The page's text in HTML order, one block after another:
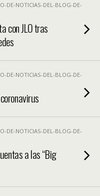
DE-NOTICIAS-DEL-BLOG-DE-
con JLO tras
DE-NOTICIAS-DEL-BLOG-DE-
DE-NOTICIAS-DEL-BLOG-DE-
a las “Big